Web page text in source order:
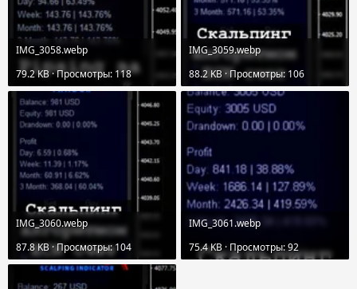
IMG_3058.webp
79.2 KB · Просмотры: 118
IMG_3059.webp
88.2 KB · Просмотры: 106
IMG_3060.webp
87.8 KB · Просмотры: 104
IMG_3061.webp
75.4 KB · Просмотры: 92